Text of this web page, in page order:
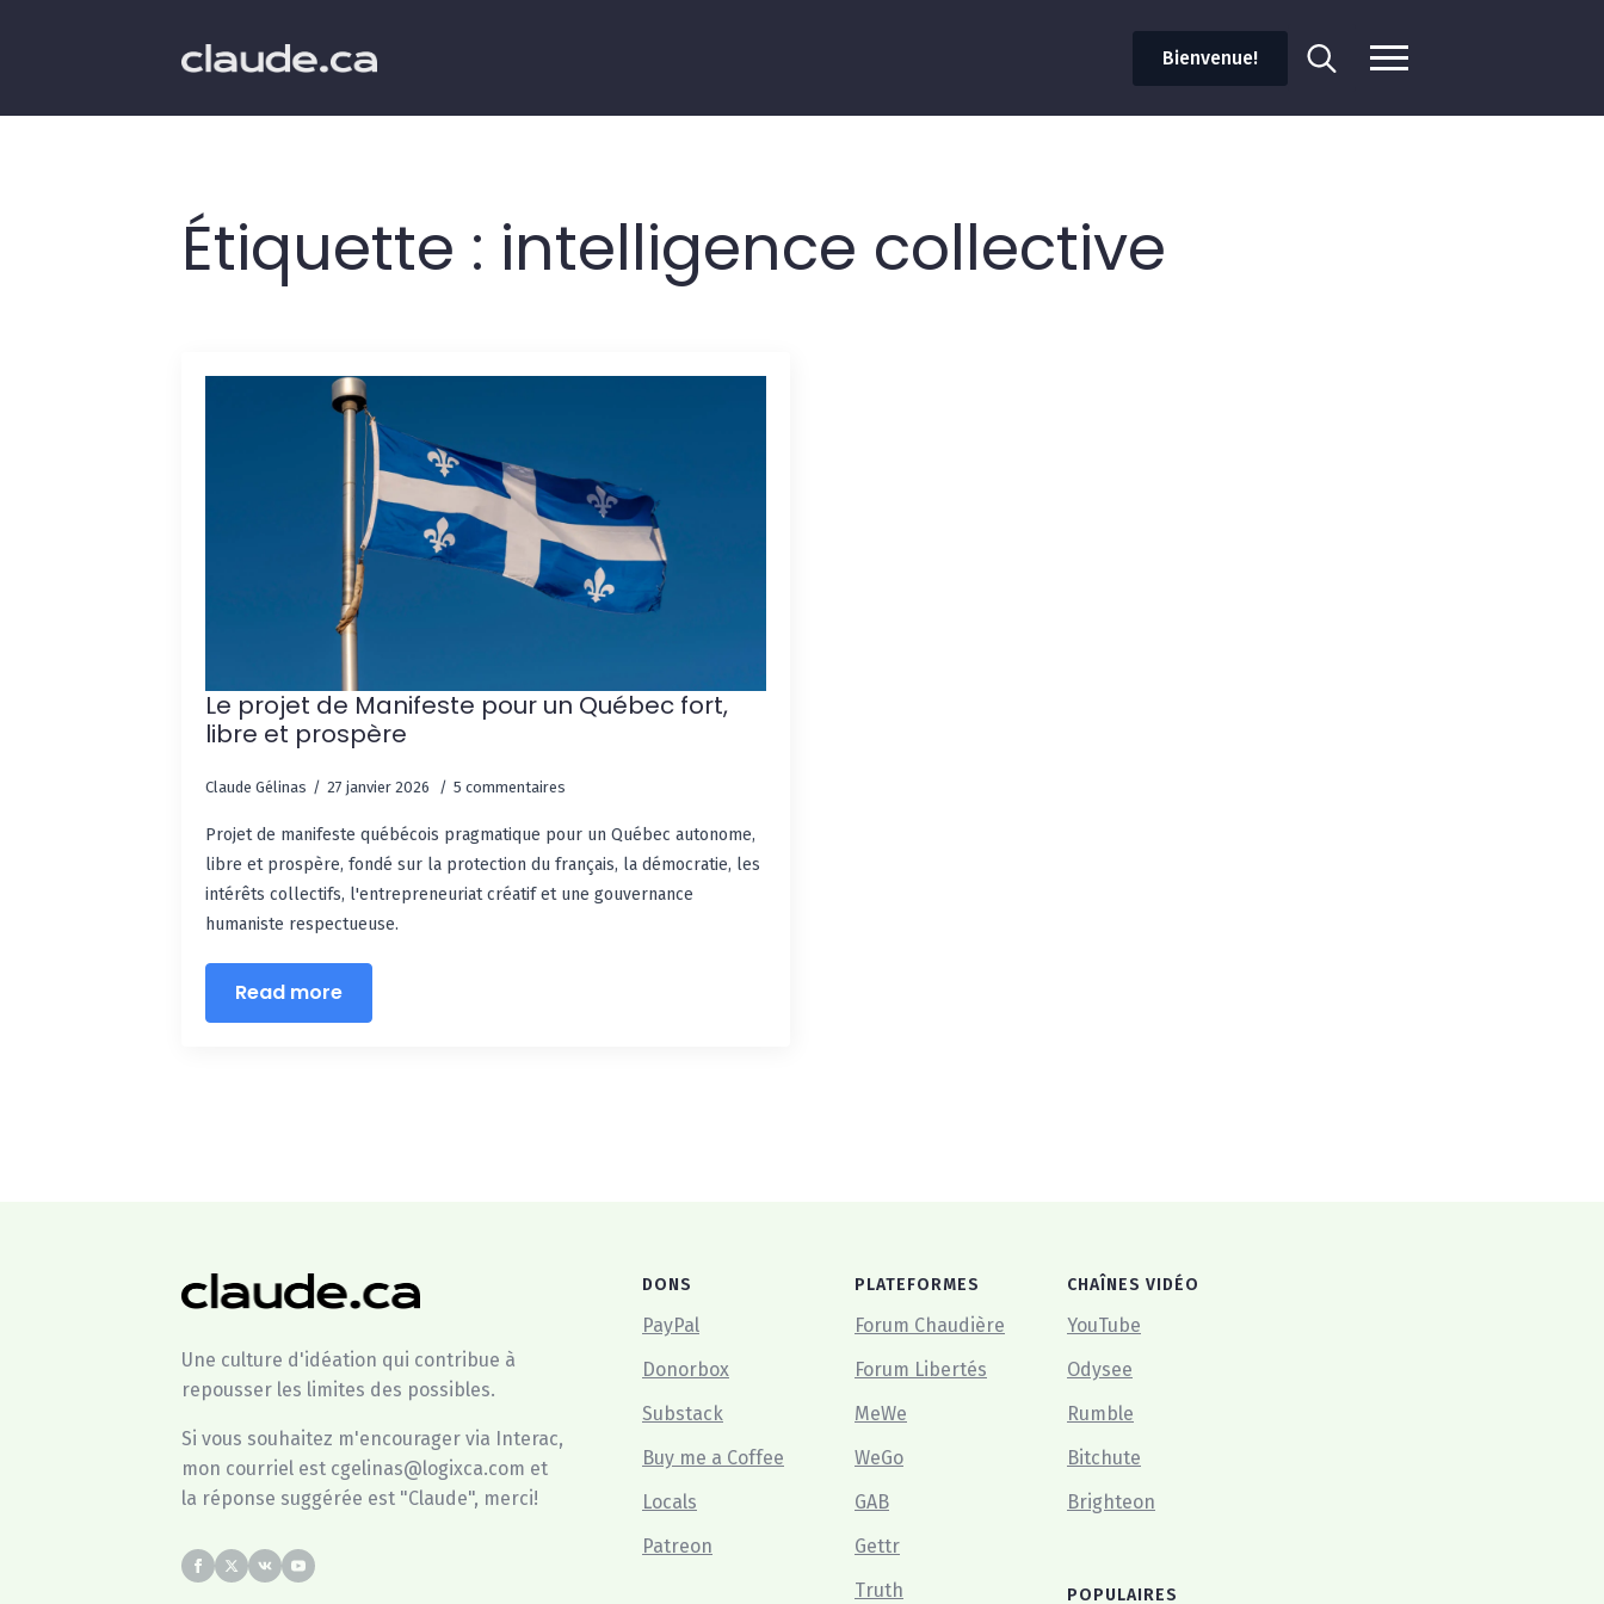
Bienvenue!
Étiquette : intelligence collective
Le projet de Manifeste pour un Québec fort,
libre et prospère
Claude Gélinas 27 janvier 2026 5 commentaires
Projet de manifeste québécois pragmatique pour un Québec autonome,
libre et prospère, fondé sur la protection du français, la démocratie, les
intérêts collectifs, l'entrepreneuriat créatif et une gouvernance
humaniste respectueuse.
Read more
Une culture d'idéation qui contribue à
repousser les limites des possibles.
Si vous souhaitez m'encourager via Interac,
mon courriel est cgelinas@logixca.com et
la réponse suggérée est "Claude", merci!
DONS
PayPal
Donorbox
Substack
Buy me a Coffee
Locals
Patreon
PLATEFORMES
Forum Chaudière
Forum Libertés
MeWe
WeGo
GAB
Gettr
Truth
CHAÎNES VIDÉO
YouTube
Odysee
Rumble
Bitchute
Brighteon
POPULAIRES